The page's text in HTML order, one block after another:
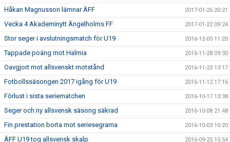
Håkan Magnusson lämnar ÄFF 2017-01-26 20:21
Vecka 4 Akademinytt Ängelholms FF 2017-01-22 09:24
Stor seger i avslutningsmatch för U19 2016-12-05 11:20
Tappade poäng mot Halmia 2016-11-28 09:30
Oavgjort mot allsvenskt motstånd 2016-11-23 13:17
Fotbollssäsongen 2017 igång för U19 2016-11-12 17:16
Förlust i sista seriematchen 2016-10-17 13:38
Seger och ny allsvensk säsong säkrad 2016-10-08 21:48
Fin prestation borta mot seriesegrarna 2016-10-03 10:20
ÄFF U19 tog allsvensk skalp 2016-09-25 15:54